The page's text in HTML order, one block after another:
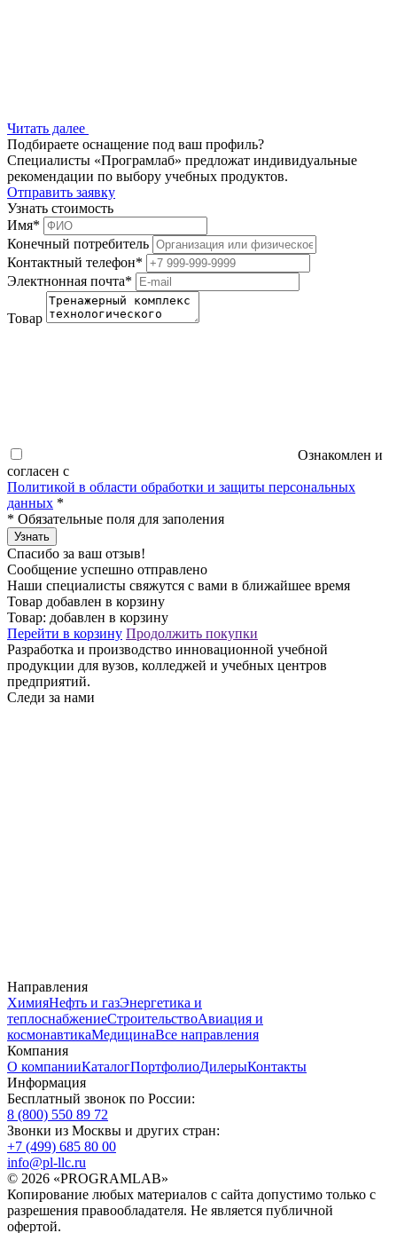
Читать далее
Подбираете оснащение под ваш профиль?
Специалисты «Програмлаб» предложат индивидуальные
рекомендации по выбору учебных продуктов.
Отправить заявку
Узнать стоимость
Имя*
Конечный потребитель
Контактный телефон*
Электнонная почта*
Товар
Ознакомлен и
согласен с
Политикой в области обработки и защиты персональных
данных *
* Обязательные поля для заполения
Узнать
Спасибо за ваш отзыв!
Сообщение успешно отправлено
Наши специалисты свяжутся с вами в ближайшее время
Товар добавлен в корзину
Товар: добавлен в корзину
Перейти в корзину Продолжить покупки
Разработка и производство инновационной учебной
продукции для вузов, колледжей и учебных центров
предприятий.
Следи за нами
Направления
ХимияНефть и газЭнергетика и
теплоснабжениеСтроительствоАвиация и
космонавтикаМедицинаВсе направления
Компания
О компанииКаталогПортфолиоДилерыКонтакты
Информация
Бесплатный звонок по России:
8 (800) 550 89 72
Звонки из Москвы и других стран:
+7 (499) 685 80 00
info@pl-llc.ru
© 2026 «PROGRAMLAB»
Копирование любых материалов с сайта допустимо только с
разрешения правообладателя. Не является публичной
офертой.